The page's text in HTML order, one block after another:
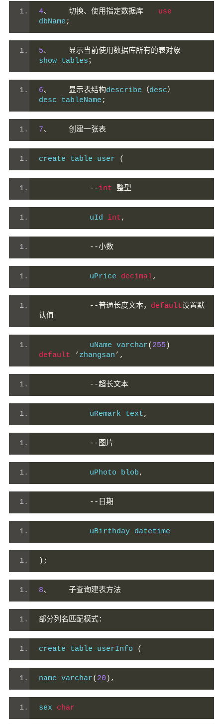
4、 切换、使用指定数据库 use
dbName ;
5、
显示当前使用数据库所有的表对象
show tables；
6、 显示表结构describe （desc）
desc tableName ;
7、 创建一张表
create table user (
--int 整型
        　　uId
int,
--小数
uPrice decimal,
--普通长度文本， default设置默
认值
        　　uName varchar
( 255 )
default
‘ zhangsan ’,
--超长文本
        　　uRemark text
,
--图片
        　　uPhoto blob
,
--日期
        　　uBirthday datetime
);
8、 子查询建表方法
部分列名匹配模式：
create table userInfo (
name varchar( 20 ),
sex char